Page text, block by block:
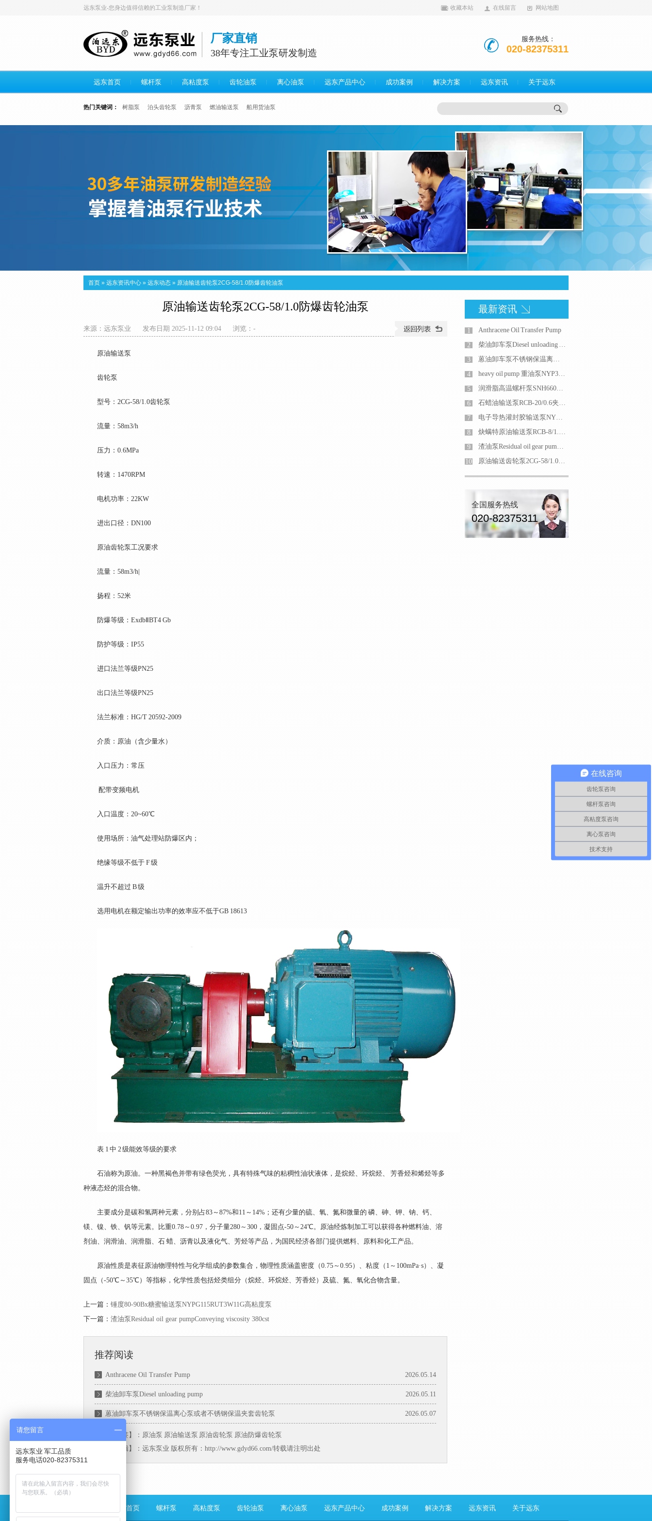
收藏本站 在线留言 网站地图
远东泵业-您身边值得信赖的工业泵制造厂家！
厂家直销
38年专注工业泵研发制造
服务热线：
020-82375311
远东首页 螺杆泵 高粘度泵 齿轮油泵 离心油泵 远东产品中心 成功案例 解决方案 远东资讯 关于远东
热门关键词： 树脂泵 泊头齿轮泵 沥青泵 燃油输送泵 船用货油泵
首页 » 远东资讯中心 » 远东动态 » 原油输送齿轮泵2CG-58/1.0防爆齿轮油泵
原油输送齿轮泵2CG-58/1.0防爆齿轮油泵
来源： 远东泵业 发布日期 2025-11-12 09:04 浏览： -
原油输送泵
齿轮泵
型号：2CG-58/1.0齿轮泵
流量：58m3/h
压力：0.6MPa
转速：1470RPM
电机功率：22KW
进出口径：DN100
原油齿轮泵工况要求
流量：58m3/h|
扬程：52米
防爆等级：ExdbⅡBT4 Gb
防护等级：IP55
进口法兰等级PN25
出口法兰等级PN25
法兰标准：HG/T 20592-2009
介质：原油（含少量水）
入口压力：常压
配带变频电机
入口温度：20~60℃
使用场所：油气处理站防爆区内；
绝缘等级不低于 F 级
温升不超过 B 级
选用电机在额定输出功率的效率应不低于GB 18613
表 1 中 2 级能效等级的要求
石油称为原油。一种黑褐色并带有绿色荧光，具有特殊气味的粘稠性油状液体，是烷烃、环烷烃、 芳香烃和烯烃等多
种液态烃的混合物。
主要成分是碳和氢两种元素，分别占83～87%和11～14%；还有少量的硫、氧、氮和微量的 磷、砷、钾、钠、钙、
镁、镍、铁、钒等元素。比重0.78～0.97，分子量280～300，凝固点-50～24℃。原油经炼制加工可以获得各种燃料油、溶
剂油、润滑油、润滑脂、石 蜡、沥青以及液化气、芳烃等产品，为国民经济各部门提供燃料、原料和化工产品。
原油性质是表征原油物理特性与化学组成的参数集合，物理性质涵盖密度（0.75～0.95）、粘度（1～100mPa·s）、凝
固点（-50℃～35℃）等指标，化学性质包括烃类组分（烷烃、环烷烃、芳香烃）及硫、氮、氧化合物含量。
上一篇： 锤度80-90Bx糖蜜输送泵NYPG115RUT3W11G高粘度泵
下一篇： 渣油泵Residual oil gear pumpConveying viscosity 380cst
推荐阅读
2026.05.14
Anthracene Oil Transfer Pump
2026.05.11
柴油卸车泵Diesel unloading pump
2026.05.07
蒽油卸车泵不锈钢保温离心泵或者不锈钢保温夹套齿轮泵
【本文标签】： 原油泵 原油输送泵 原油齿轮泵 原油防爆齿轮泵
【责任编辑】： 远东泵业 版权所有：http://www.gdyd66.com/转载请注明出处
最新资讯
1 Anthracene Oil Transfer Pump
2 柴油卸车泵Diesel unloading pump
3 蒽油卸车泵不锈钢保温离心泵或者不锈钢保温夹套齿轮泵
4 heavy oil pump 重油泵NYP320内啮合齿轮泵
5 润滑脂高温螺杆泵SNH660R46U12.1W21三螺杆泵
6 石蜡油输送泵RCB-20/0.6夹套保温不锈钢齿轮泵
7 电子导热灌封胶输送泵NYP110RUT2W51G不锈钢高粘度泵流量5m3/h
8 炔螨特原油输送泵RCB-8/1.2不锈钢夹套保温齿轮泵
9 渣油泵Residual oil gear pumpConveying viscosity 380cst
10 原油输送齿轮泵2CG-58/1.0防爆齿轮油泵
全国服务热线
020-82375311
远东首页 螺杆泵 高粘度泵 齿轮油泵 离心油泵 远东产品中心 成功案例 解决方案 远东资讯 关于远东
在线咨询
齿轮泵咨询
螺杆泵咨询
高粘度泵咨询
离心泵咨询
技术支持
请您留言
远东泵业 军工品质
服务电话020-82375311